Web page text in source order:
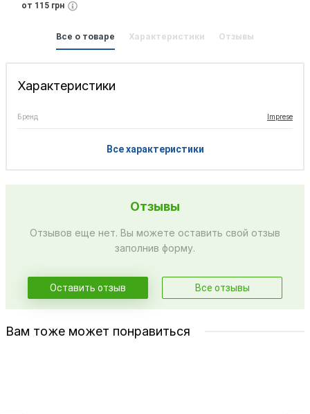
от 115 грн
Все о товаре Характеристики Отзывы
Характеристики
Бренд Imprese
Все характеристики
Отзывы
Отзывов еще нет. Вы можете оставить свой отзыв
заполнив форму.
Оставить отзыв Все отзывы
Вам тоже может понравиться